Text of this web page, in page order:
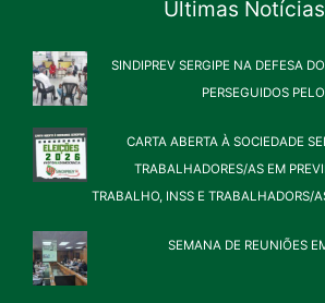
Últimas Notícias
SINDIPREV SERGIPE NA DEFESA
PERSEGUIDOS
CARTA ABERTA À SOCIEDADE
TRABALHADORES/AS EM
TRABALHO, INSS E TRABALHADORS/
SEMANA DE REUNIÕES